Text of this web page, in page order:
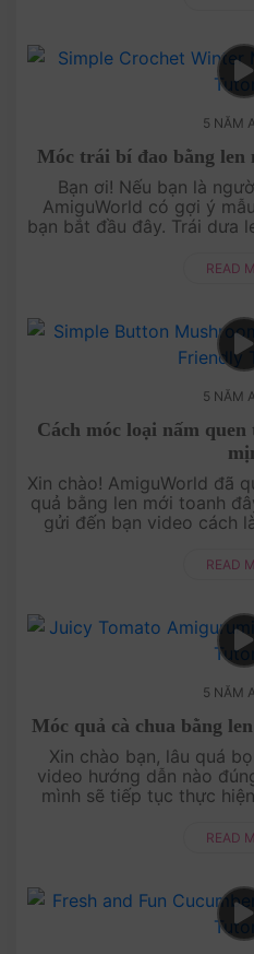
5 NĂM
Móc trái bí đao bằng len
Bạn ơi! Nếu bạn là
AmiguWorld có gợi ý
bạn bắt đầu đây. Trái dưa
READ
5 NĂM
Cách móc loại nấm
Xin chào! AmiguWorld đã
quả bằng len mới toanh
gửi đến bạn video cách
READ
5 NĂM
Móc quả cà chua bằng
Xin chào bạn, lâu quá
video hướng dẫn nào
mình sẽ tiếp tục thực
READ